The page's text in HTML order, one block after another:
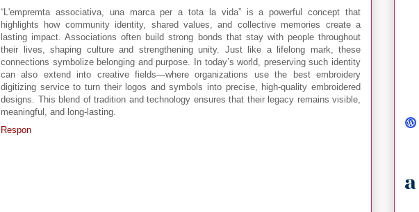
“L'empremta associativa, una marca per a tota la vida” is a powerful concept that
highlights how community identity, shared values, and collective memories create a
lasting impact. Associations often build strong bonds that stay with people throughout
their lives, shaping culture and strengthening unity. Just like a lifelong mark, these
connections symbolize belonging and purpose. In today’s world, preserving such identity
can also extend into creative fields—where organizations use the best embroidery
digitizing service to turn their logos and symbols into precise, high-quality embroidered
designs. This blend of tradition and technology ensures that their legacy remains visible,
meaningful, and long-lasting.
Respon